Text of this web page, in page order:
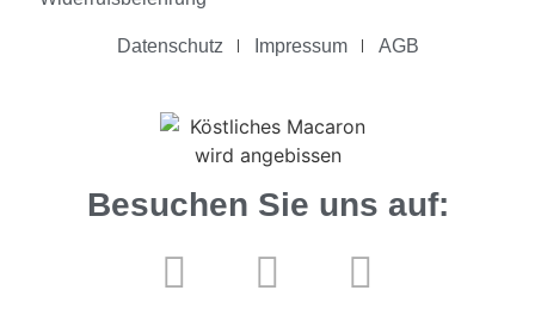
Datenschutz Impressum AGB
Besuchen Sie uns auf: